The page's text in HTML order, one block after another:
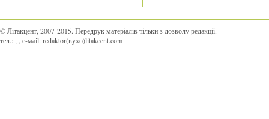
© Літакцент, 2007-2015. Передрук матеріалів тільки з дозволу редакції.
тел.:
, е-маіl:redaktor(вухо)litakcent.com